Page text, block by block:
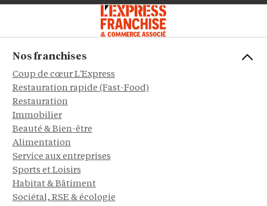
Nos franchises
Coup de cœur L'Express
Restauration rapide (Fast-Food)
Restauration
Immobilier
Beauté & Bien-être
Alimentation
Service aux entreprises
Sports et Loisirs
Habitat & Bâtiment
Sociétal, RSE & écologie